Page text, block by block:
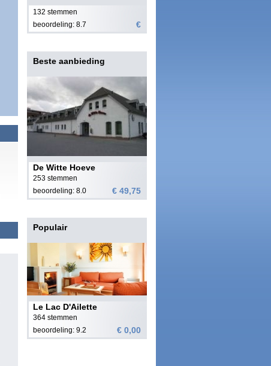
132 stemmen
beoordeling: 8.7
€
Beste aanbieding
De Witte Hoeve
253 stemmen
beoordeling: 8.0
€ 49,75
Populair
Le Lac D'Ailette
364 stemmen
beoordeling: 9.2
€ 0,00